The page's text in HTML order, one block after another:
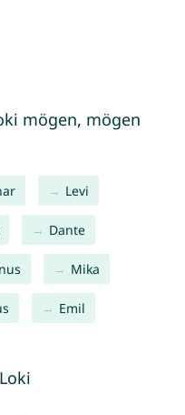
mögen, mögen
Levi
Dante
Mika
Emil